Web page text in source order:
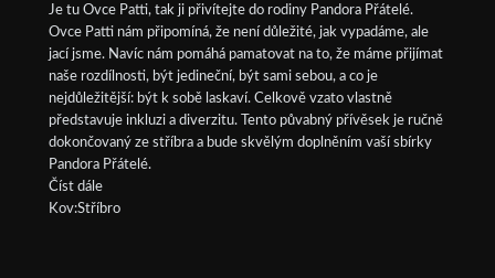
Je tu Ovce Patti, tak ji přivítejte do rodiny Pandora Přátelé.
Ovce Patti nám připomíná, že není důležité, jak vypadáme, ale
jací jsme. Navíc nám pomáhá pamatovat na to, že máme přijímat
naše rozdílnosti, být jedineční, být sami sebou, a co je
nejdůležitější: být k sobě laskaví. Celkově vzato vlastně
představuje inkluzi a diverzitu. Tento půvabný přívěsek je ručně
dokončovaný ze stříbra a bude skvělým doplněním vaší sbírky
Pandora Přátelé.
Číst dále
Kov:Stříbro